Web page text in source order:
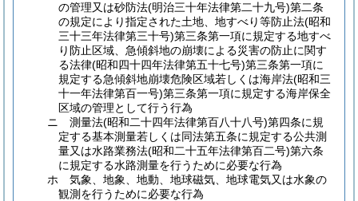
の管理又は砂防法(明治三十年法律第二十九号)第二条
の規定により指定された土地、地すべり等防止法(昭和
三十三年法律第三十号)第三条第一項に規定する地すべ
り防止区域、急傾斜地の崩壊による災害の防止に関す
る法律(昭和四十四年法律第五十七号)第三条第一項に
規定する急傾斜地崩壊危険区域若しくは海岸法(昭和三
十一年法律第百一号)第三条第一項に規定する海岸保全
区域の管理として行う行為
ニ 測量法(昭和二十四年法律第百八十八号)第四条に規
定する基本測量若しくは同法第五条に規定する公共測
量又は水路業務法(昭和二十五年法律第百二号)第六条
に規定する水路測量を行うために必要な行為
ホ 気象、地象、地動、地球磁気、地球電気又は水象の
観測を行うために必要な行為